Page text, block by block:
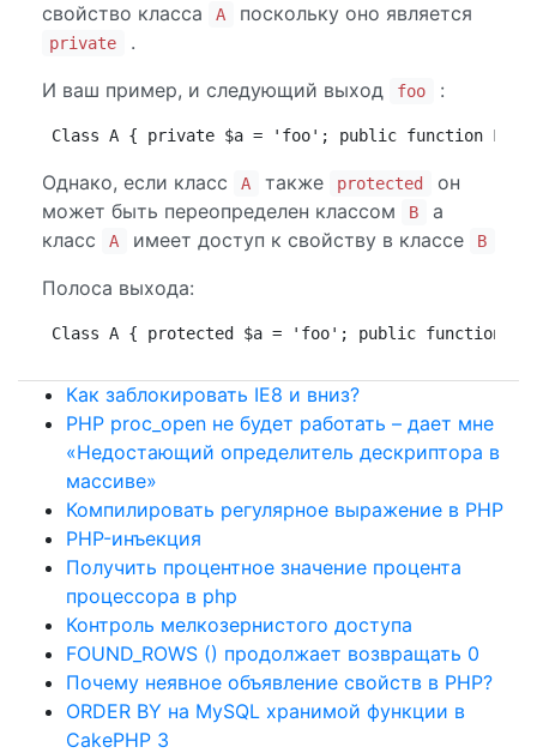
свойство класса
A поскольку оно является
private
.
И ваш пример, и следующий выход
foo :
Class A { private $a = 'foo'; public function F()
Однако, если класс A также protected
он
может быть переопределен классом
B
а
класс
A имеет доступ к свойству в классе B
Полоса выхода:
Class A { protected $a = 'foo'; public function
Как заблокировать IE8 и вниз?
PHP proc_open не будет работать – дает мне
«Недостающий определитель дескриптора в
массиве»
Компилировать регулярное выражение в PHP
PHP-инъекция
Получить процентное значение процента
процессора в php
Контроль мелкозернистого доступа
FOUND_ROWS () продолжает возвращать 0
Почему неявное объявление свойств в PHP?
ORDER BY на MySQL хранимой функции в
CakePHP 3